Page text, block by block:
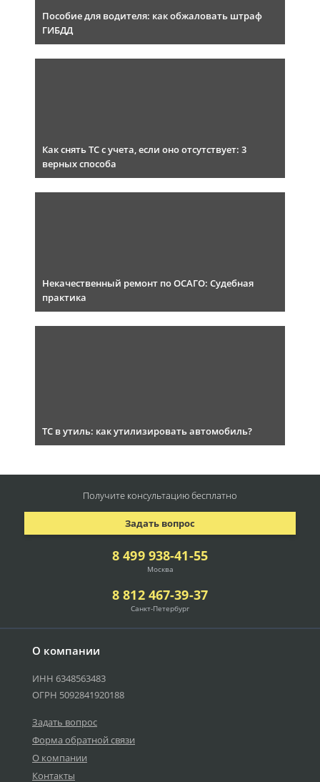
Пособие для водителя: как обжаловать штраф
ГИБДД
Как снять ТС с учета, если оно отсутствует: 3
верных способа
Некачественный ремонт по ОСАГО: Судебная
практика
ТС в утиль: как утилизировать автомобиль?
О компании
ИНН 6348563483
ОГРН 5092841920188
Задать вопрос
Форма обратной связи
О компании
Контакты
8 499 938-41-55
Москва
8 812 467-39-37
Санкт-Петербург
Задать вопрос
Получите консультациюбесплатно